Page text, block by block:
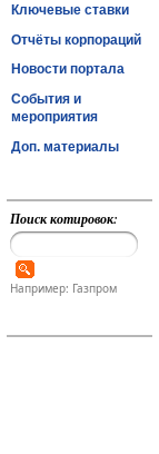
Ключевые ставки
Отчёты корпораций
Новости портала
События и
мероприятия
Доп. материалы
Поиск котировок:
Например: Газпром